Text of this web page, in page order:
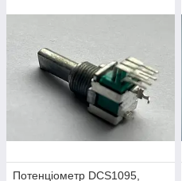
Потенціометр DCS1095,